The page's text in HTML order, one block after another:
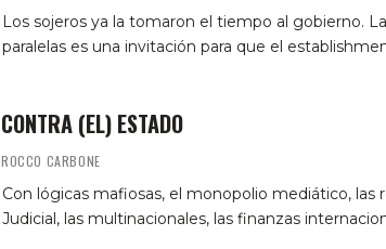
Los sojeros ya la tomaron el tiempo al gobierno.
paralelas es una invitación para que el
CONTRA (EL) ESTADO
ROCCO CARBONE
Con lógicas mafiosas, el monopolio mediático, las
Judicial, las multinacionales, las finanzas